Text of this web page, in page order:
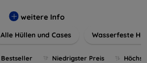
Stil perfekt zu
weitere Info
Alle Hüllen und Cases Wasserfeste
Bestseller Niedrigster Preis